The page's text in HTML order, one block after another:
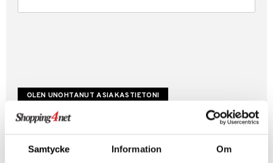
Samtycke Information Om
Luo uusi asiakas
Hyviä tarjouksia